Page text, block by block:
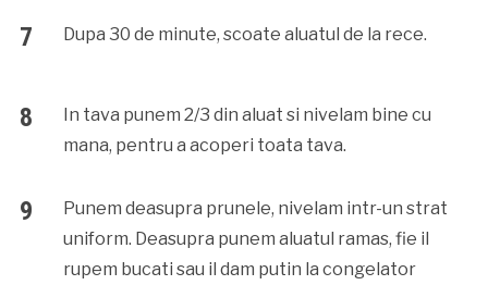
Dupa 30 de minute, scoate aluatul de la rece.
In tava punem 2/3 din aluat si nivelam bine cu
mana, pentru a acoperi toata tava.
Punem deasupra prunele, nivelam intr-un strat
uniform. Deasupra punem aluatul ramas, fie il
rupem bucati sau il dam putin la congelator